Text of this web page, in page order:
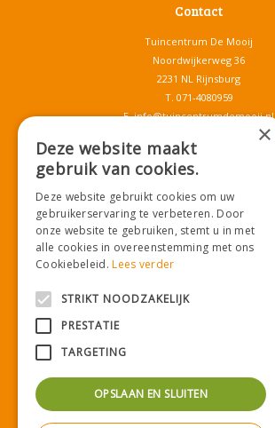
Contact
Tuincentrum De Mooij
Noordwijkerweg 36
2231 NL Rijnsburg
T. 071-4080959
E.info@tuincentrumdemooij.nl
Download onze App!
×
Deze website maakt
gebruik van cookies.
Deze website gebruikt cookies om uw
gebruikerservaring te verbeteren. Door
onze website te gebruiken, stemt u in met
alle cookies in overeenstemming met ons
Cookiebeleid.Lees verder
STRIKT NOODZAKELIJK
PRESTATIE
TARGETING
OPSLAAN EN SLUITEN